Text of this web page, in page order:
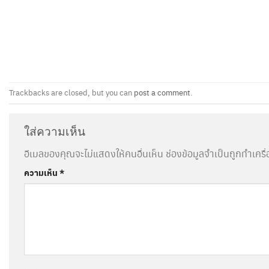
Trackbacks are closed, but you can post a comment.
ใส่ความเห็น
อีเมลของคุณจะไม่แสดงให้คนอื่นเห็น ช่องข้อมูลจำเป็นถูกทำเค
ความเห็น*